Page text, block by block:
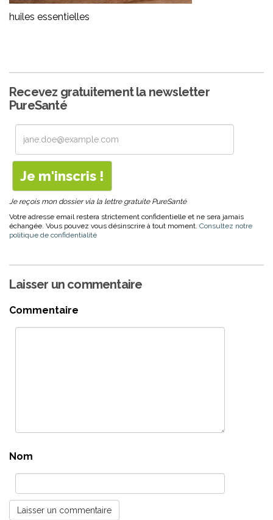
huiles essentielles
Recevez gratuitement la newsletter
PureSanté
Je reçois mon dossier via la lettre gratuite PureSanté
Votre adresse email restera strictement confidentielle et ne sera jamais
échangée. Vous pouvez vous désinscrire à tout moment. Consultez notre
politique de confidentialité
Laisser un commentaire
Commentaire
Nom